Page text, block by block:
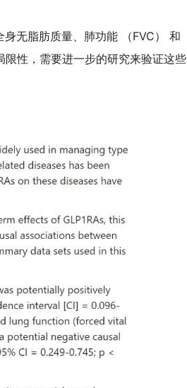
无脂肪质量、肺功能 （FVC） 和
性，需要进一步的研究来验证这些